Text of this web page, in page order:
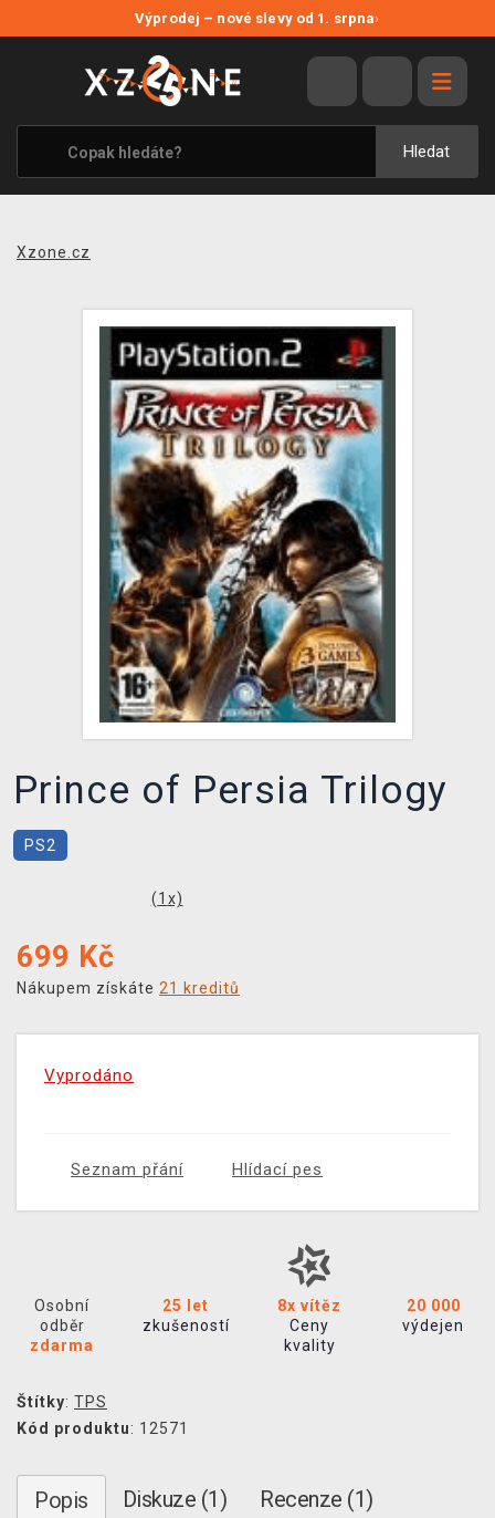
Výprodej – nové slevy od 1. srpna›
Hledat
VÝPRODEJ
VIDEOHRY
XZONE ORIGINALS
TÉMATIKY
SPOLEČENSKÉ HRY
PRODEJNY
DOPRAVA
XZONE KLUB
TCG & BOARDGAME HUB
VÝKUP HER (BAZAR)
Xzone.cz
Prince of Persia Trilogy
PS2
(1 x)
699 Kč
Nákupem získáte 21 kreditů
Vyprodáno
Seznam přání Hlídací pes
Osobní
odběr
zdarma
25 let
zkušeností
8x vítěz
Ceny
kvality
20 000
výdejen
Štítky: TPS
Kód produktu: 12571
Popis Diskuze (1) Recenze (1)